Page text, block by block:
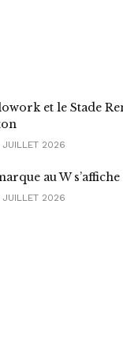
et le Stade
2026
au W
2026